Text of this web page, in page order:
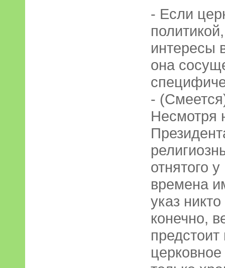
- Если
интересы
она
-
Несмотря
отнятого
времена
указ
конечно,